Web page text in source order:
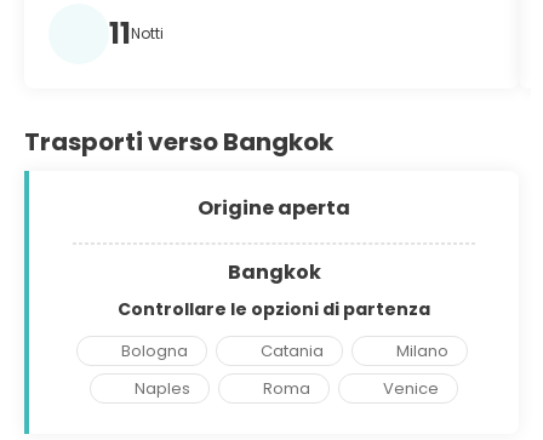
11Notti
Trasporti verso Bangkok
Origine aperta
Bangkok
Controllare le opzioni di partenza
Bologna Catania
Milano
Naples
Roma Venice